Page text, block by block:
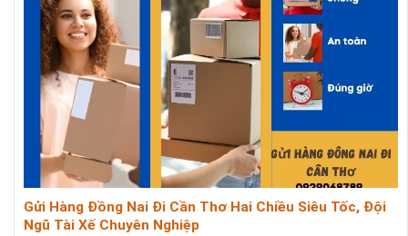
Gửi Hàng Đồng Nai Đi Cần Thơ Hai Chiều Siêu Tốc, Đội
Ngũ Tài Xế Chuyên Nghiệp